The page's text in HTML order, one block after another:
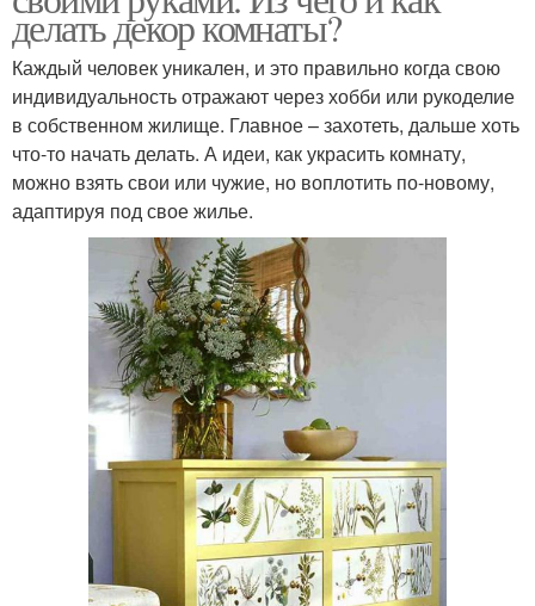
делать декор комнаты?
Каждый человек уникален, и это правильно когда свою
индивидуальность отражают через хобби или рукоделие
в собственном жилище. Главное – захотеть, дальше хоть
что-то начать делать. А идеи, как украсить комнату,
можно взять свои или чужие, но воплотить по-новому,
адаптируя под свое жилье.